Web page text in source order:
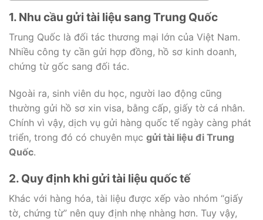
1. Nhu cầu gửi tài liệu sang Trung Quốc
Trung Quốc là đối tác thương mại lớn của Việt Nam.
Nhiều công ty cần gửi hợp đồng, hồ sơ kinh doanh,
chứng từ gốc sang đối tác.
Ngoài ra, sinh viên du học, người lao động cũng
thường gửi hồ sơ xin visa, bằng cấp, giấy tờ cá nhân.
Chính vì vậy, dịch vụ gửi hàng quốc tế ngày càng phát
triển, trong đó có chuyên mục gửi tài liệu đi Trung
Quốc.
2. Quy định khi gửi tài liệu quốc tế
Khác với hàng hóa, tài liệu được xếp vào nhóm “giấy
tờ, chứng từ” nên quy định nhẹ nhàng hơn. Tuy vậy,